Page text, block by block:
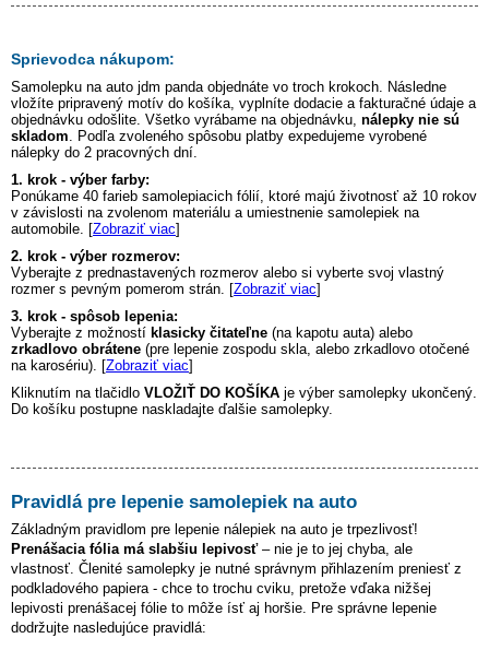
Sprievodca nákupom:
Samolepku na auto jdm panda objednáte vo troch krokoch. Následne
vložíte pripravený motív do košíka, vyplníte dodacie a fakturačné údaje a
objednávku odošlite. Všetko vyrábame na objednávku, nálepky nie sú
skladom . Podľa zvoleného spôsobu platby expedujeme vyrobené
nálepky do 2 pracovných dní.
1. krok - výber farby:
Ponúkame 40 farieb samolepiacich fólií, ktoré majú životnosť až 10 rokov
v závislosti na zvolenom materiálu a umiestnenie samolepiek na
automobile. [Zobraziť viac]
2. krok - výber rozmerov:
Vyberajte z prednastavených rozmerov alebo si vyberte svoj vlastný
rozmer s pevným pomerom strán. [Zobraziť viac]
3. krok - spôsob lepenia:
Vyberajte z možností klasicky čitateľne (na kapotu auta) alebo
zrkadlovo obrátene (pre lepenie zospodu skla, alebo zrkadlovo otočené
na karosériu). [Zobraziť viac]
Kliknutím na tlačidlo VLOŽIŤ DO KOŠÍKA je výber samolepky ukončený.
Do košíku postupne naskladajte ďalšie samolepky.
Pravidlá pre lepenie samolepiek na auto
Základným pravidlom pre lepenie nálepiek na auto je trpezlivosť!
Prenášacia fólia má slabšiu lepivosť– nie je to jej chyba, ale
vlastnosť. Členité samolepky je nutné správnym přihlazením preniesť z
podkladového papiera - chce to trochu cviku, pretože vďaka nižšej
lepivosti prenášacej fólie to môže ísť aj horšie. Pre správne lepenie
dodržujte nasledujúce pravidlá: